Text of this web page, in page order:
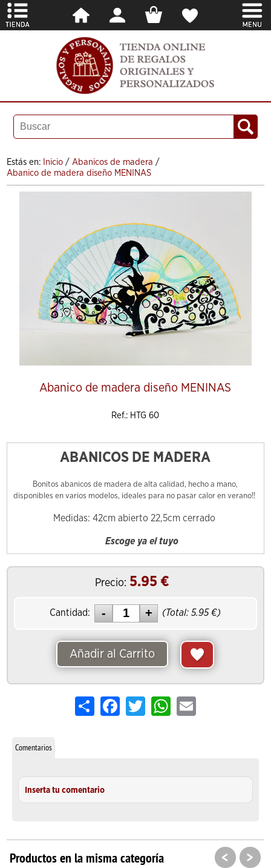
Estás en: Inicio / Abanicos de madera /
Abanico de madera diseño MENINAS
Abanico de madera diseño MENINAS
Ref.: HTG 60
ABANICOS DE MADERA
Bonitos abanicos de madera de alta calidad, hecho a mano,
disponibles en varios modelos, ideales para no pasar calor en verano!!
Medidas: 42cm abierto 22,5cm cerrado
Escoge ya el tuyo
Precio: 5.95 €
Cantidad: (Total:5.95 €)
Añadir al Carrito
Share FacebookTwitterWhatsApp
Email
Comentarios
Inserta tu comentario
Productos en la misma categoría < >